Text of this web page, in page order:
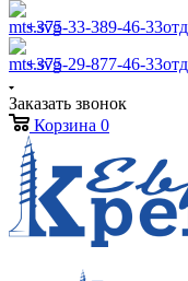
+375-33-389-46-33
+375-29-877-46-33
Заказать звонок
Корзина 0